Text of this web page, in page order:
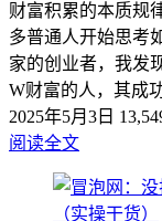
财富积累的本质规
多普通人开始思考
家的创业者，我发
W财富的人，其成
2025年5月3日
阅读全文